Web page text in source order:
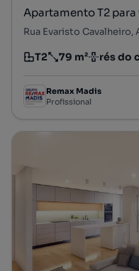
Apartamento T2 para
Rua Evaristo Cavalheiro,
Tipologia
T2
Preço por metro
79 m²
Andar rés do
Remax Madis
Profissional